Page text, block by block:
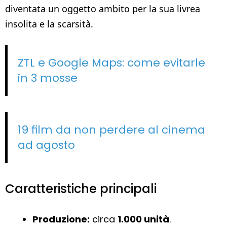
diventata un oggetto ambito per la sua livrea
insolita e la scarsità.
ZTL e Google Maps: come evitarle
in 3 mosse
19 film da non perdere al cinema
ad agosto
Caratteristiche principali
Produzione: circa 1.000 unità.